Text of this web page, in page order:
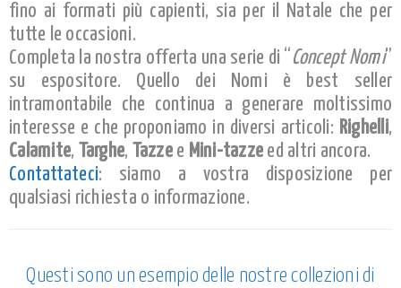
fino ai formati più capienti, sia per il Natale che per
tutte le occasioni.
Completa la nostra offerta una serie di “Concept Nomi”
su espositore. Quello dei Nomi è best seller
intramontabile che continua a generare moltissimo
interesse e che proponiamo in diversi articoli: Righelli,
Calamite, Targhe, Tazzee Mini-tazze ed altri ancora.
Contattateci: siamo a vostra disposizione per
qualsiasi richiesta o informazione.
Questi sono un esempio delle nostre collezioni di